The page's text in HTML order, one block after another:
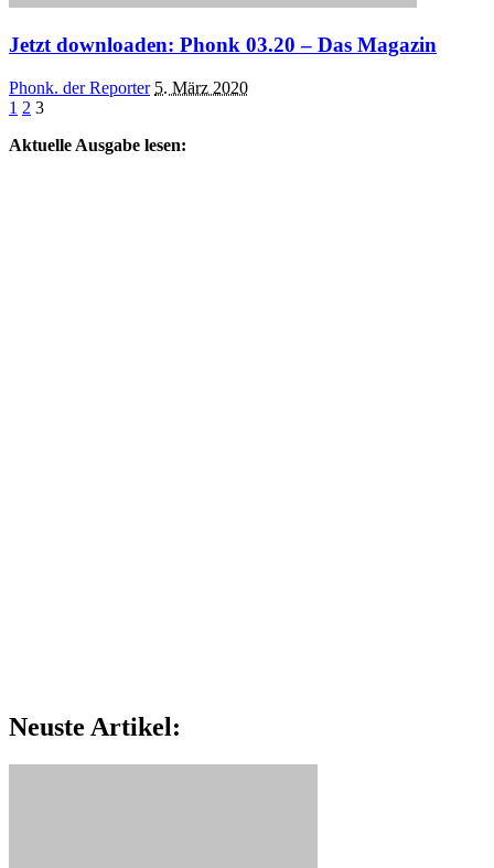
Jetzt downloaden: Phonk 03.20 – Das Magazin
Posted
by
Phonk. der Reporter 5. März 2020
1 2 3
Aktuelle Ausgabe lesen:
Neuste Artikel: